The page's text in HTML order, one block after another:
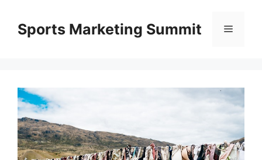
tartalomba
Sports Marketing Summit Menü